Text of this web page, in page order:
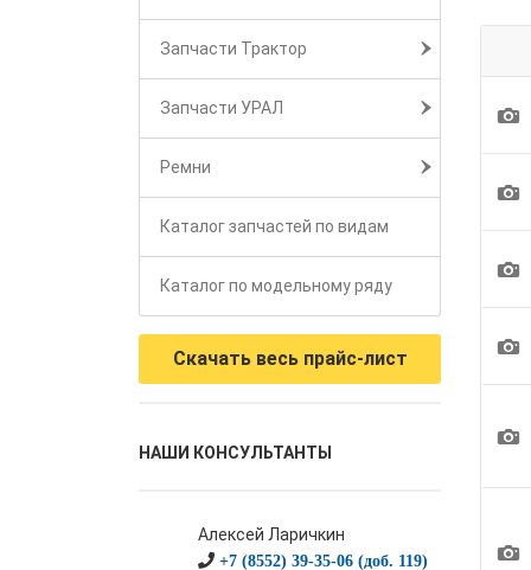
Запчасти Трактор
Запчасти УРАЛ
Ремни
Каталог запчастей по видам
Каталог по модельному ряду
Скачать весь прайс-лист
НАШИ КОНСУЛЬТАНТЫ
Алексей Ларичкин
+7 (8552) 39-35-06 (доб. 119)
1
1
1
1
1
1